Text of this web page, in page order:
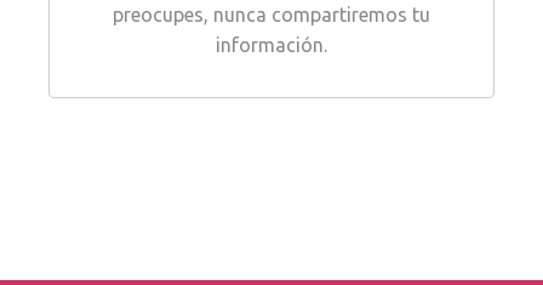
preocupes, nunca compartiremos tu
información.